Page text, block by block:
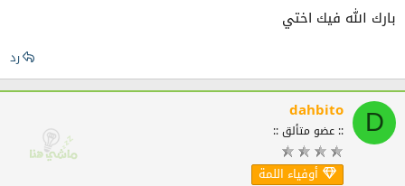
بارك الله فيك اختي
رد
D
dahbito
:: عضو متألق ::
أوفياء اللمة